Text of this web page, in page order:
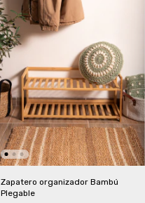
Zapatero organizador Bambú
Plegable